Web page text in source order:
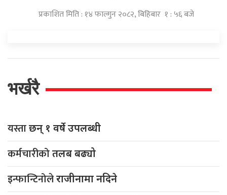
प्रकाशित मिति : १४ फाल्गुन २०८२, बिहिबार १ : ५६ बजे
भर्खरै
यस्ताछन् १ वर्षे उपलब्धी
कर्मचारीकोतलब बढ्यो
इन्फान्टिनोलेराजीनामा नदिने